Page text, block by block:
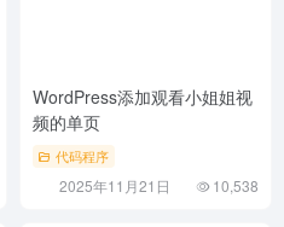
WordPress添加观看小姐姐视
频的单页
代码程序
2025年11月21日 10,538